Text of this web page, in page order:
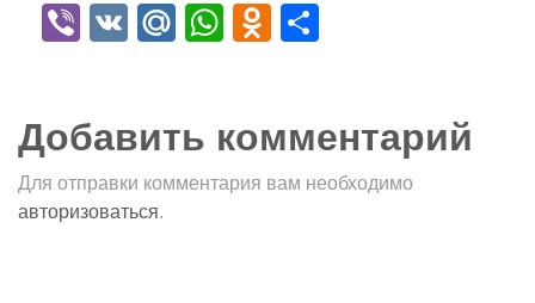
Viber
VK Mail.Ru
WhatsApp
Odnoklassniki
Добавить комментарий
Для отправки комментария вам необходимо
авторизоваться.